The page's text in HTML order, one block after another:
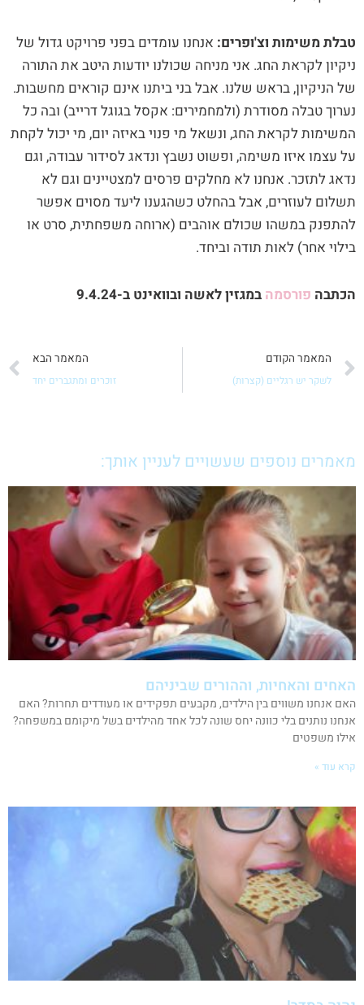
טבלת משימות וצ'ופרים: אנחנו עומדים בפני פרויקט גדול של
ניקיון לקראת החג. אני מניחה שכולנו יודעות היטב את התורה
של הניקיון, בראש שלנו. אבל בני ביתנו אינם קוראים מחשבות.
נערוך טבלה מסודרת (ולמחמירים: אקסל בגוגל דרייב) ובה כל
המשימות לקראת החג, ונשאל מי פנוי באיזה יום, מי יכול לקחת
על עצמו איזו משימה, ופשוט נשבץ ונדאג לסידור עבודה, וגם
נדאג לתזכר. אנחנו לא מחלקים פרסים למצטיינים וגם לא
תשלום לעוזרים, אבל בהחלט כשהגענו ליעד מסוים אפשר
להתפנק במשהו שכולם אוהבים (ארוחה משפחתית, סרט או
בילוי אחר) לאות תודה וביחד.
הכתבה פורסמה במגזין לאשה ובוואינט ב-9.4.24
קודם
המאמר הקודם
לשקר יש רגליים (קצרות)
המאמר הבא
זוכרים ומתגברים יחד
מאמרים נוספים שעשויים לעניין אותך:
האחים והאחיות, וההורים שביניהם
האם אנחנו משווים בין הילדים, מקבעים תפקידים או מעודדים תחרות? האם
אנחנו נותנים בלי כוונה יחס שונה לכל אחד מהילדים בשל מיקומם במשפחה?
אילו משפטים
קרא עוד »